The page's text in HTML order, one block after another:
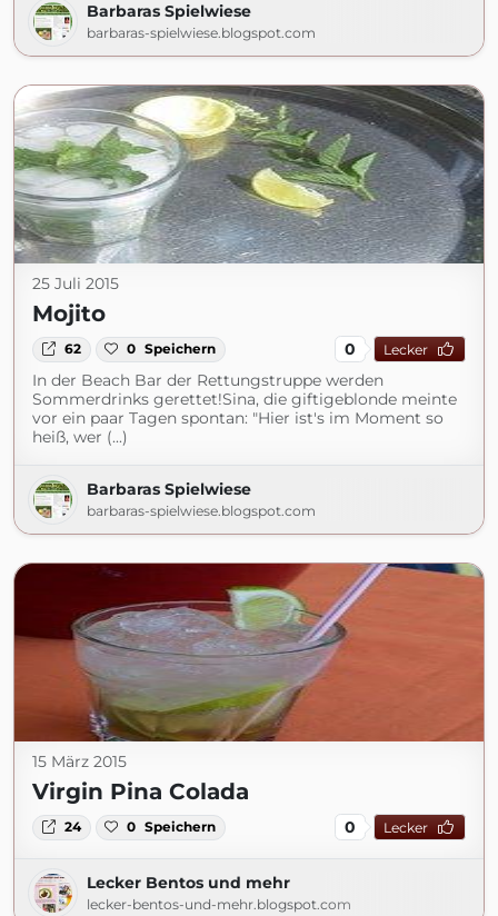
Barbaras Spielwiese
barbaras-spielwiese.blogspot.com
25 Juli 2015
Mojito
62 0 Speichern 0 Lecker
In der Beach Bar der Rettungstruppe werden
Sommerdrinks gerettet!Sina, die giftigeblonde meinte
vor ein paar Tagen spontan: "Hier ist's im Moment so
heiß, wer (...)
Barbaras Spielwiese
barbaras-spielwiese.blogspot.com
15 März 2015
Virgin Pina Colada
24 0 Speichern 0 Lecker
Lecker Bentos und mehr
lecker-bentos-und-mehr.blogspot.com